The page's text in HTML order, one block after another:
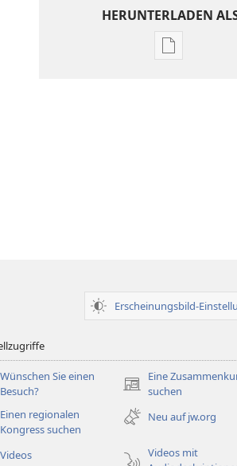
HERUNTERLADEN
Erscheinungsbild-
Wünschen Sie einen
Besuch?
Eine
suchen
(öffnet
neues
Fenster)
Einen regionalen
Kongress suchen
Neu auf jw.org
Videos
Videos mit